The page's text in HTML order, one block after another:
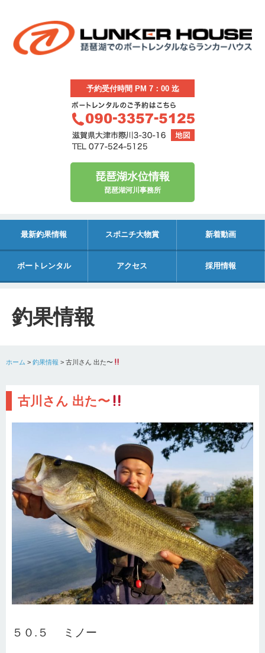
予約受付時間 PM 7：00 迄
琵琶湖水位情報
琵琶湖河川事務所
最新釣果情報 スポニチ大物賞 新着動画
ボートレンタル アクセス 採用情報
釣果情報
ホーム > 釣果情報 > 古川さん 出た〜
古川さん 出た〜
５０.５ ミノー